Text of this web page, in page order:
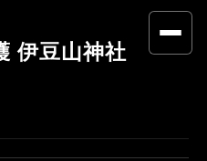
伊豆山神社